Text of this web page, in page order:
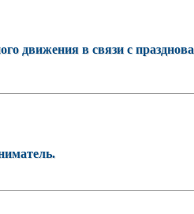
движения в связи с